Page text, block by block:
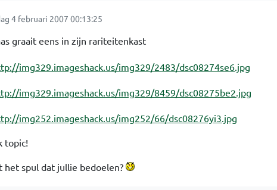
4 februari 2007 00:13:25
graait eens in zijn rariteitenkast
topic!
het spul dat jullie bedoelen?